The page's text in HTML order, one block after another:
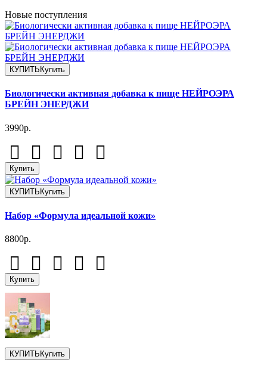
Новые поступления
КУПИТЬ Купить
Биологически активная добавка к пище НЕЙРОЭРА
БРЕЙН ЭНЕРДЖИ
3990р.
Купить
КУПИТЬКупить
Набор «Формула идеальной кожи»
8800р.
Купить
КУПИТЬ Купить